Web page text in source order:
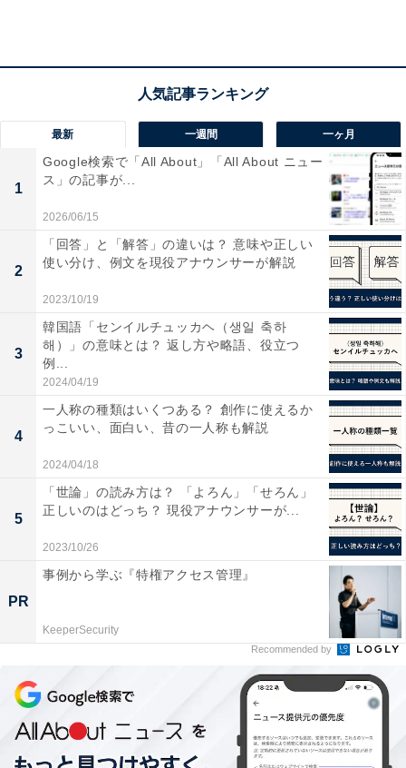
買い替えた、などのイレギュラーな出費の発生時が苦し
「手取り20万円」の人の理想の手取り額は「25～
30万円」
最新 一週間 一ヶ月
1
Google検索で「All About」「All About ニュー
ス」の記事が...
2026/06/15
2
「回答」と「解答」の違いは？ 意味や正しい
使い分け、例文を現役アナウンサーが解説
2023/10/19
3
韓国語「センイルチュッカヘ（생일 축하
해）」の意味とは？ 返し方や略語、役立つ
例...
2024/04/19
4
一人称の種類はいくつある？ 創作に使えるか
っこいい、面白い、昔の一人称も解説
2024/04/18
5
「世論」の読み方は？ 「よろん」「せろん」
正しいのはどっち？ 現役アナウンサーが...
2023/10/26
PR
事例から学ぶ『特権アクセス管理』
KeeperSecurity
Recommended by